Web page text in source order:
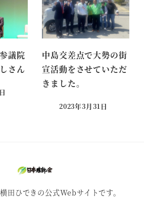
議院
さん
中島交差点で大勢の街
宣活動をさせていただ
きました。
投稿日
2023年3月31日
ひできの公式Webサイトです。